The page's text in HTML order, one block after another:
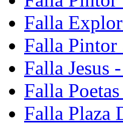
Falla
Falla Pintor
Falla Jesus
Falla
Falla Plaza